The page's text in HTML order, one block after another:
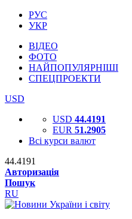
РУС
УКР
ВІДЕО
ФОТО
НАЙПОПУЛЯРНІШІ
СПЕЦПРОЕКТИ
USD
USD 44.4191
EUR 51.2905
Всі курси валют
44.4191
Авторизація
Пошук
RU